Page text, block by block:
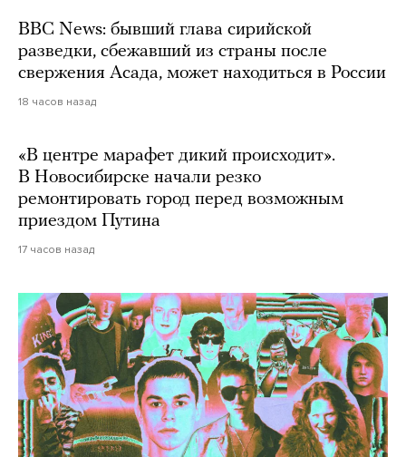
BBC News: бывший глава сирийской
разведки, сбежавший из страны после
свержения Асада, может находиться в России
18 часов назад
«В центре марафет дикий происходит».
В Новосибирске начали резко
ремонтировать город перед возможным
приездом Путина
17 часов назад